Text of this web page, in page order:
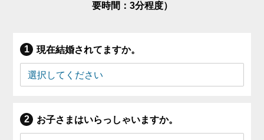
要時間：3分程度）
現在結婚されてますか。
お子さまはいらっしゃいますか。